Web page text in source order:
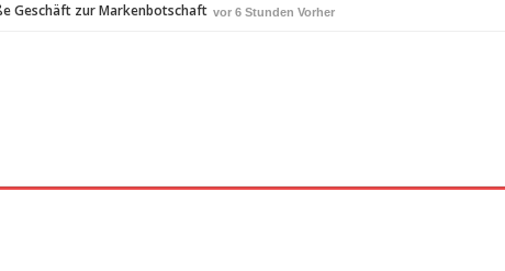
Geschäft zur Markenbotschaft vor 6 Stunden Vorher
AI-Projekten
Bayerischen Bio-Erlebnistagen